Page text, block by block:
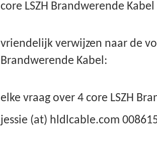
core LSZH Brandwerende
vriendelijk verwijzen naar de
Brandwerende Kabel:
elke vraag over 4 core LSZH
jessie (at) hldlcable.com